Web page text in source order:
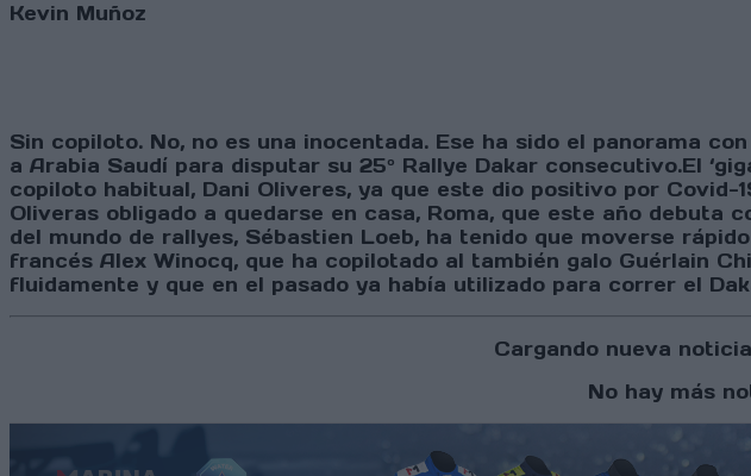
Kevin Muñoz
Sin copiloto. No, no es una inocentada. Ese ha sido el panorama
a Arabia Saudí para disputar su 25º Rallye Dakar consecutivo.El
copiloto habitual, Dani Oliveres, ya que este dio positivo por
Oliveras obligado a quedarse en casa, Roma, que este año
del mundo de rallyes, Sébastien Loeb, ha tenido que moverse
francés Alex Winocq, que ha copilotado al también galo Guérlain
fluidamente y que en el pasado ya había utilizado para correr el
Cargando nueva noticia
No hay más